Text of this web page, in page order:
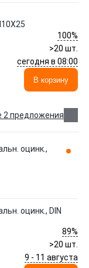
100%
>20 шт.
сегодня в 08:00
В корзину
2 предложения
оцинк.,
оцинк., DIN
89%
>20 шт.
9 - 11 августа